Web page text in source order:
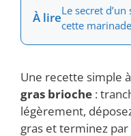
À lireLe secret
cette
Une recette simple
gras brioche :
légèrement,
gras et terminez